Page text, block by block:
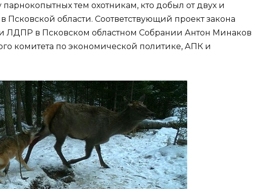
тем охотникам, кто добыл от двух и
Псковской области. Соответствующий проект закона
ЛДПР в Псковском областном Собрании Антон Минаков
комитета по экономической политике, АПК и